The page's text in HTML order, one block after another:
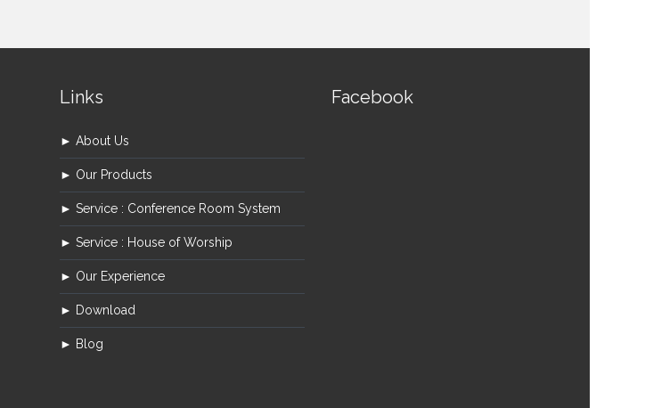
Links
► About Us
► Our Products
► Service : Conference Room System
► Service : House of Worship
► Our Experience
► Download
► Blog
Facebook